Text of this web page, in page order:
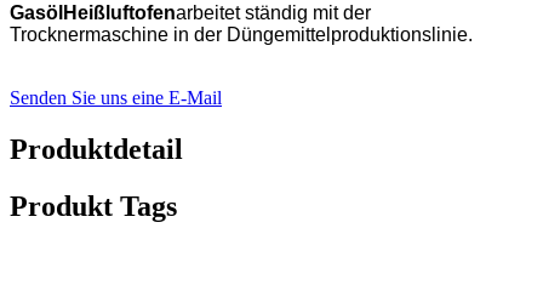
Gasöl Heißluftofenarbeitet ständig mit der
Trocknermaschine in der Düngemittelproduktionslinie.
Senden Sie uns eine E-Mail
Produktdetail
Produkt Tags